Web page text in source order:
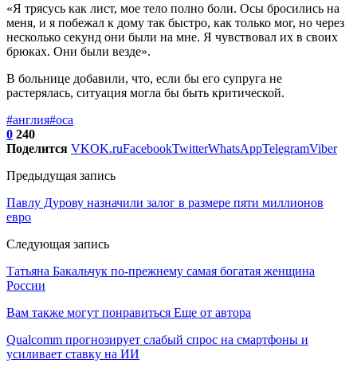
«Я трясусь как лист, мое тело полно боли. Осы бросились на
меня, и я побежал к дому так быстро, как только мог, но через
несколько секунд они были на мне. Я чувствовал их в своих
брюках. Они были везде».
В больнице добавили, что, если бы его супруга не
растерялась, ситуация могла бы быть критической.
#англия#оса
0 240
Поделится VKOK.ruFacebookTwitterWhatsAppTelegramViber
Предыдущая запись
Павлу Дурову назначили залог в размере пяти миллионов
евро
Следующая запись
Татьяна Бакальчук по-прежнему самая богатая женщина
России
Вам также могут понравиться Еще от автора
Qualcomm прогнозирует слабый спрос на смартфоны и
усиливает ставку на ИИ